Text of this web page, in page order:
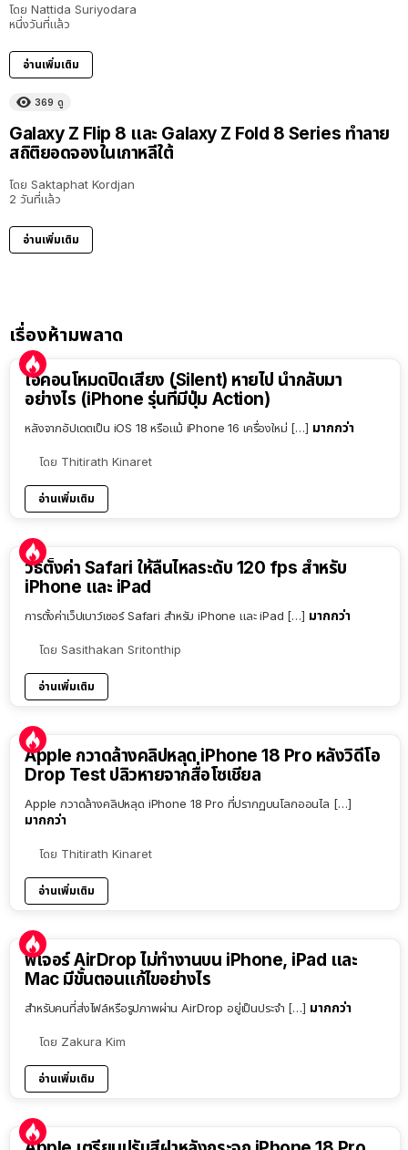
โดย Nattida Suriyodara
หนึ่งวันที่แล้ว
อ่านเพิ่มเติม
369 ดู
Galaxy Z Flip 8 และ Galaxy Z Fold 8 Series ทำลาย
สถิติยอดจองในเกาหลีใต้
โดย Saktaphat Kordjan
2 วันที่แล้ว
อ่านเพิ่มเติม
เรื่องห้ามพลาด
ไอคอนโหมดปิดเสียง (Silent) หายไป นำกลับมา
อย่างไร (iPhone รุ่นที่มีปุ่ม Action)
หลังจากอัปเดตเป็น iOS 18 หรือแม้ iPhone 16 เครื่องใหม่ […] มากกว่า
โดย Thitirath Kinaret
อ่านเพิ่มเติม
วิธีตั้งค่า Safari ให้ลื่นไหลระดับ 120 fps สำหรับ
iPhone และ iPad
การตั้งค่าเว็ปเบาว์เซอร์ Safari สำหรับ iPhone และ iPad […] มากกว่า
โดย Sasithakan Sritonthip
อ่านเพิ่มเติม
Apple กวาดล้างคลิปหลุด iPhone 18 Pro หลังวิดีโอ
Drop Test ปลิวหายจากสื่อโซเชียล
Apple กวาดล้างคลิปหลุด iPhone 18 Pro ที่ปรากฏบนโลกออนไล […]
มากกว่า
โดย Thitirath Kinaret
อ่านเพิ่มเติม
ฟีเจอร์ AirDrop ไม่ทำงานบน iPhone, iPad และ
Mac มีขั้นตอนแก้ไขอย่างไร
สำหรับคนที่ส่งไฟล์หรือรูปภาพผ่าน AirDrop อยู่เป็นประจำ […] มากกว่า
โดย Zakura Kim
อ่านเพิ่มเติม